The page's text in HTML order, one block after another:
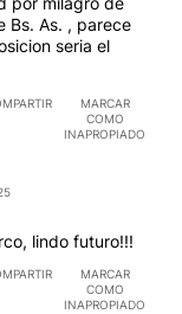
Bs. As. , parece
seria el
MARCAR
COMO
INAPROPIADO
lindo futuro!!!
MARCAR
COMO
INAPROPIADO